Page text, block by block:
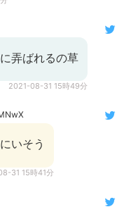
弄ばれるの草
2021-08-31 15時49分
いそう
31 15時41分